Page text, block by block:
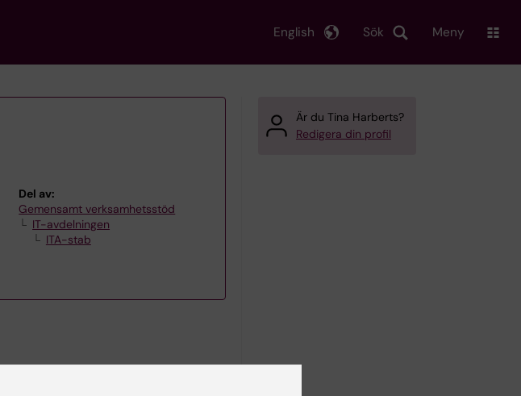
Sök
English Meny
Del av:
Gemensamt verksamhetsstöd
IT-avdelningen
ITA-stab
Är du Tina Harberts?
Redigera din profil